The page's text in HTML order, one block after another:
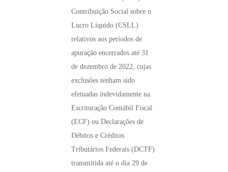
Contribuição Social sobre o
Lucro Líquido (CSLL)
relativos aos períodos de
apuração encerrados até 31
de dezembro de 2022, cujas
exclusões tenham sido
efetuadas indevidamente na
Escrituração Contábil Fiscal
(ECF) ou Declarações de
Débitos e Créditos
Tributários Federais (DCTF)
transmitida até o dia 29 de